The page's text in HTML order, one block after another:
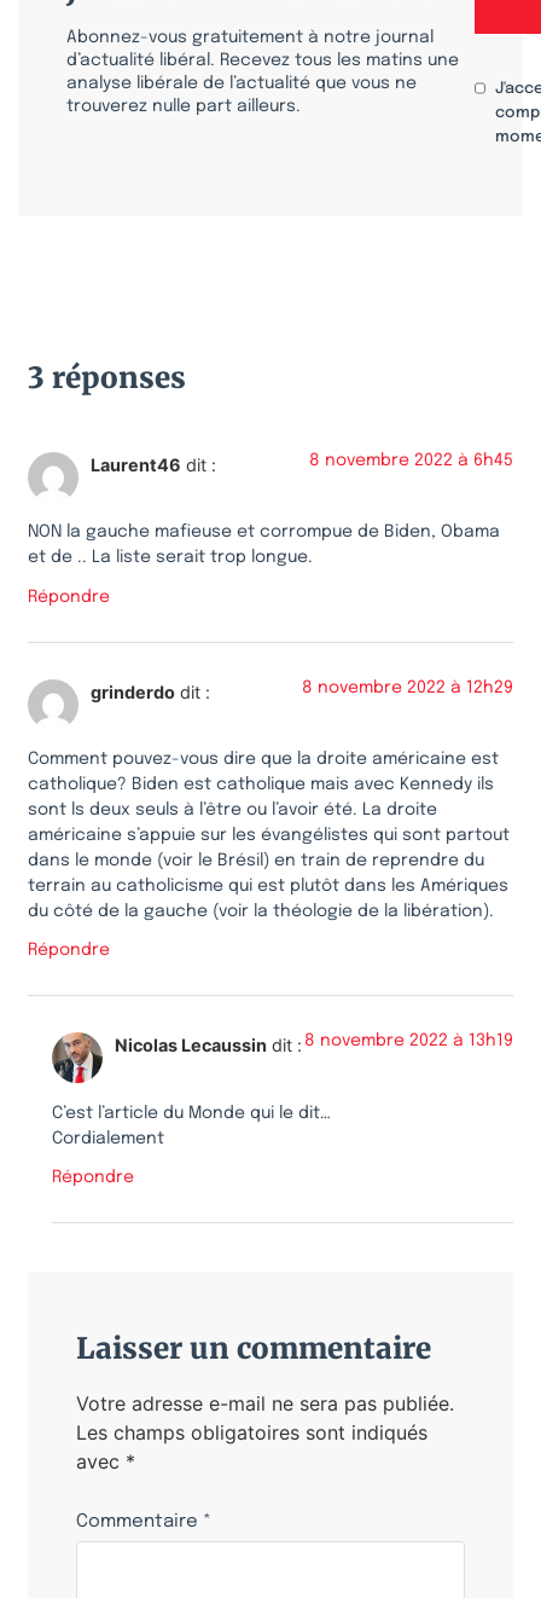
Abonnez-vous gratuitement à notre journal
d’actualité libéral. Recevez tous les matins une
analyse libérale de l’actualité que vous ne
trouverez nulle part ailleurs.
3 réponses
Laurent46 dit : 8 novembre 2022 à 6h45
NON la gauche mafieuse et corrompue de Biden, Obama
et de .. La liste serait trop longue.
Répondre
grinderdo dit : 8 novembre 2022 à 12h29
Comment pouvez-vous dire que la droite américaine est
catholique? Biden est catholique mais avec Kennedy ils
sont ls deux seuls à l’être ou l’avoir été. La droite
américaine s’appuie sur les évangélistes qui sont partout
dans le monde (voir le Brésil) en train de reprendre du
terrain au catholicisme qui est plutôt dans les Amériques
du côté de la gauche (voir la théologie de la libération).
Répondre
Nicolas Lecaussin dit : 8 novembre 2022 à 13h19
C’est l’article du Monde qui le dit…
Cordialement
Répondre
Laisser un commentaire
Votre adresse e-mail ne sera pas publiée.
Les champs obligatoires sont indiqués
avec *
Commentaire *